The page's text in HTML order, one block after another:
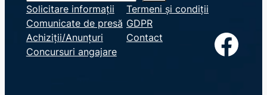
e
a
r
c
Solicitare informații
Comunicate de presă
Achiziții/Anunțuri
Concursuri angajare
Termeni și condiții
GDPR
Contact
Facebook